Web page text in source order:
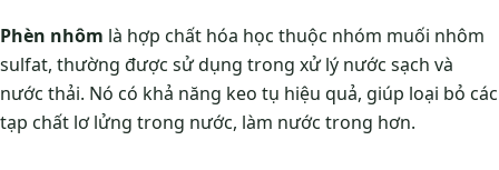
Phèn nhôm là hợp chất hóa học thuộc nhóm muối nhôm
sulfat, thường được sử dụng trong xử lý nước sạch và
nước thải. Nó có khả năng keo tụ hiệu quả, giúp loại bỏ các
tạp chất lơ lửng trong nước, làm nước trong hơn.